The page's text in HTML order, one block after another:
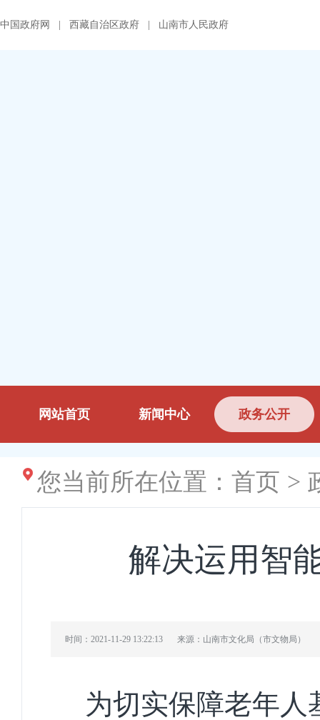
中国政府网 西藏自治区政府 山南市人民政府
网站首页 新闻中心 政务公开
您当前所在位置： 首页 >
解决运用智
时间：2021-11-29 13:22:13 来源：山南市文化局（市文物局）
为切实保障老年